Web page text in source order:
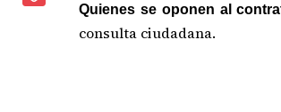
Quienes se oponen al
consulta ciudadana.